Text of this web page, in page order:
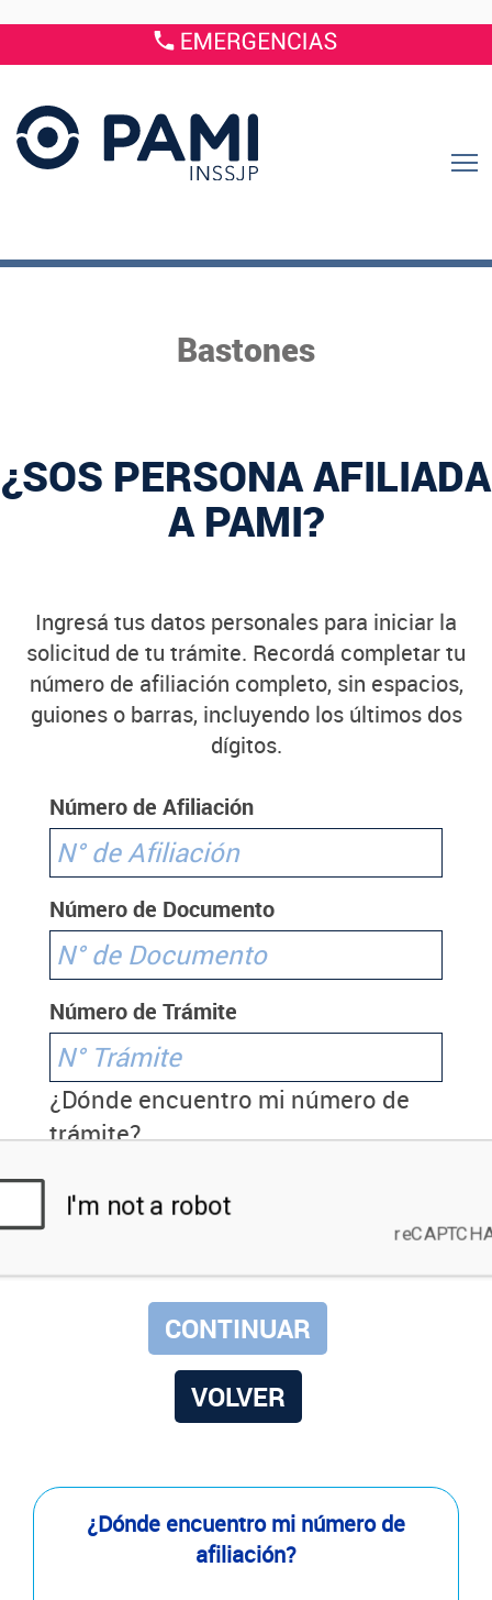
Bastones
¿SOS PERSONA AFILIADA
A PAMI?
Ingresá tus datos personales para iniciar la
solicitud de tu trámite. Recordá completar tu
número de afiliación completo, sin espacios,
guiones o barras, incluyendo los últimos dos
dígitos.
Número de Afiliación
Número de Documento
Número de Trámite
¿Dónde encuentro mi número de
trámite?
VOLVER
¿Dónde encuentro mi número de
afiliación?